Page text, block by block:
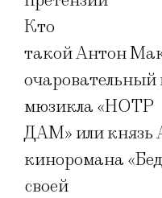
Кто
такой Антон
мюзикла «НОТР
ДАМ» или князь
киноромана
своей